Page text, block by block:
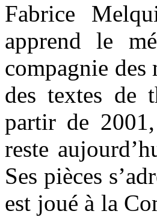
Fabrice
apprend le
compagnie
des textes de
partir de
reste
Ses pièces
est joué à la